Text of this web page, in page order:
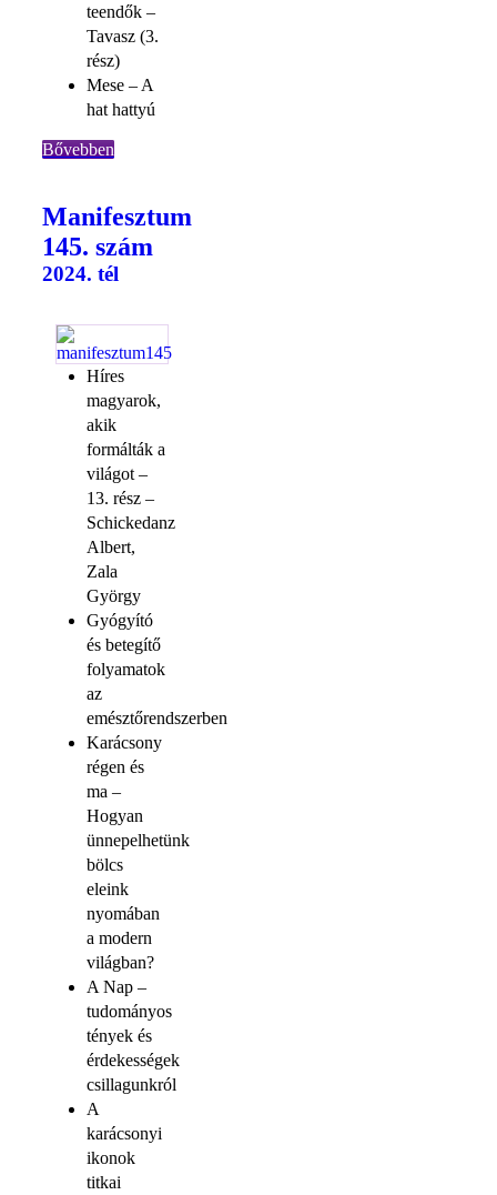
teendők –
Tavasz (3.
rész)
Mese – A
hat hattyú
Bővebben
Manifesztum
145. szám
2024. tél
Híres
magyarok,
akik
formálták a
világot –
13. rész –
Schickedanz
Albert,
Zala
György
Gyógyító
és betegítő
folyamatok
az
emésztőrendszerben
Karácsony
régen és
ma –
Hogyan
ünnepelhetünk
bölcs
eleink
nyomában
a modern
világban?
A Nap –
tudományos
tények és
érdekességek
csillagunkról
A
karácsonyi
ikonok
titkai